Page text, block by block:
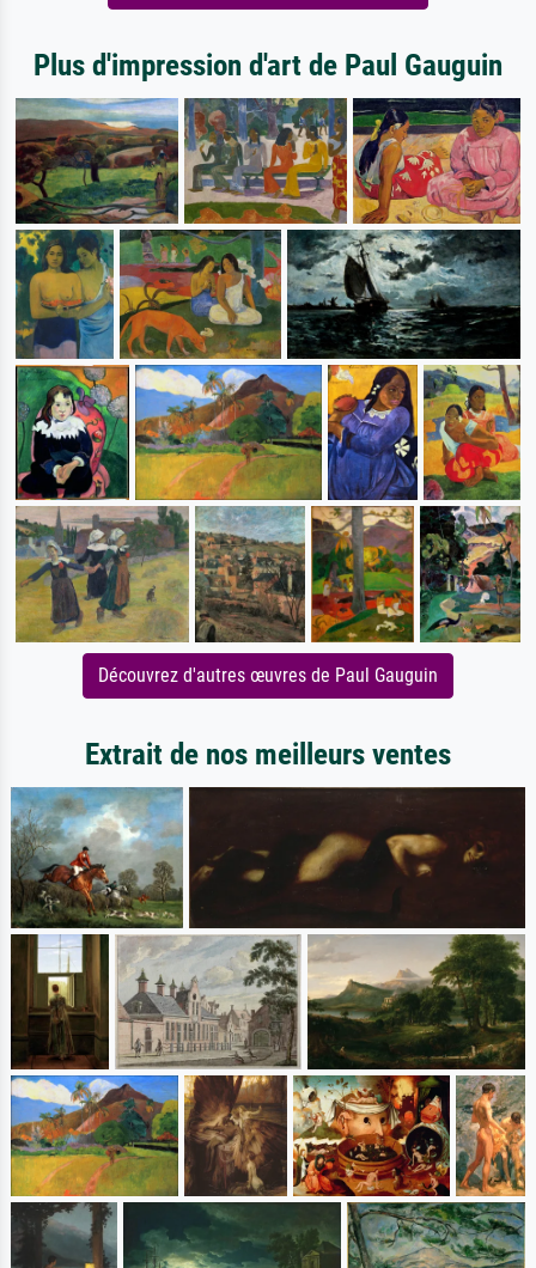
Plus d'impression d'art de Paul Gauguin
Découvrez d'autres œuvres de Paul Gauguin
Extrait de nos meilleurs ventes